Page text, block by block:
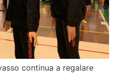
continua a regalare